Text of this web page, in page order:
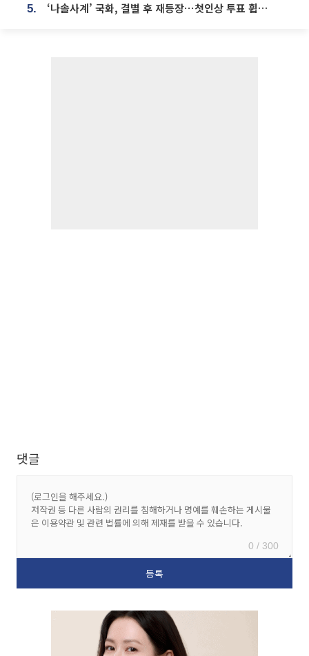
5. ‘나솔사계’ 국화, 결별 후 재등장⋯첫인상 투표 휩쓸고 ‘인기녀’ 등극
댓글
0 / 300